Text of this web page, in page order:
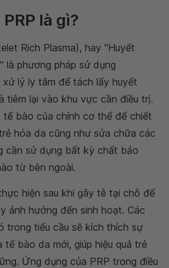
là gì?
Rich Plasma), hay "Huyết
là phương pháp sử dụng
xử lý ly tâm để tách lấy huyết
tiêm lại vào khu vực cần điều trị.
tế bào của chính cơ thể để chiết
hóa da cũng như sửa chữa các
cần sử dụng bất kỳ chất bảo
từ bên ngoài.
hiện sau khi gây tê tại chỗ để
ảnh hưởng đến sinh hoạt. Các
trong tiểu cầu sẽ kích thích sự
bào da mới, giúp hiệu quả trẻ
Ứng dụng của PRP trong điều